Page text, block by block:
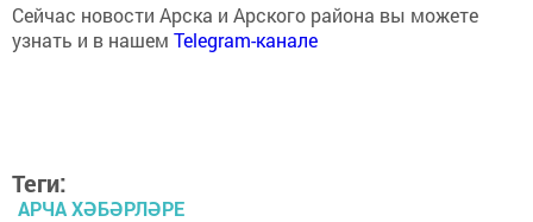
Сейчас новости Арска и Арского района вы можете
узнать и в нашем Telegram-канале
Теги:
АРЧА ХӘБӘРЛӘРЕ